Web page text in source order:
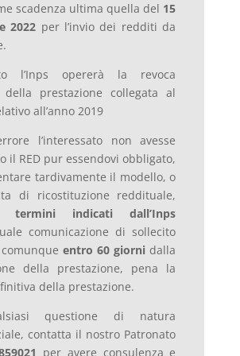
scadenza ultima quella del 15
2022 per l’invio dei redditi da
l’Inps opererà la revoca
della prestazione collegata al
all’anno 2019
l’interessato non avesse
il RED pur essendovi obbligato,
tardivamente il modello, o
di ricostituzione reddituale,
indicati dall’Inps
comunicazione di sollecito
entro 60 giorni dalla
della prestazione, pena la
della prestazione.
questione di natura
contatta il nostro Patronato
per avere consulenza e